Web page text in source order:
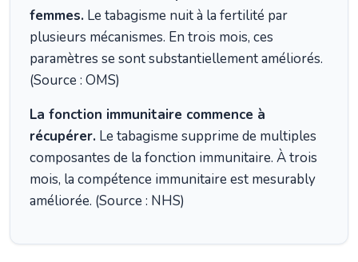
femmes. Le tabagisme nuit à la fertilité par
plusieurs mécanismes. En trois mois, ces
paramètres se sont substantiellement améliorés.
(Source : OMS)
La fonction immunitaire commence à
récupérer. Le tabagisme supprime de multiples
composantes de la fonction immunitaire. À trois
mois, la compétence immunitaire est mesurably
améliorée. (Source : NHS)